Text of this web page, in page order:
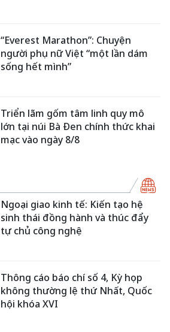
“Everest Marathon”: Chuyện
người phụ nữ Việt “một lần dám
sống hết mình”
Triển lãm gốm tâm linh quy mô
lớn tại núi Bà Đen chính thức khai
mạc vào ngày 8/8
Ngoại giao kinh tế: Kiến tạo hệ
sinh thái đồng hành và thúc đẩy
tự chủ công nghệ
Thông cáo báo chí số 4, Kỳ họp
không thường lệ thứ Nhất, Quốc
hội khóa XVI